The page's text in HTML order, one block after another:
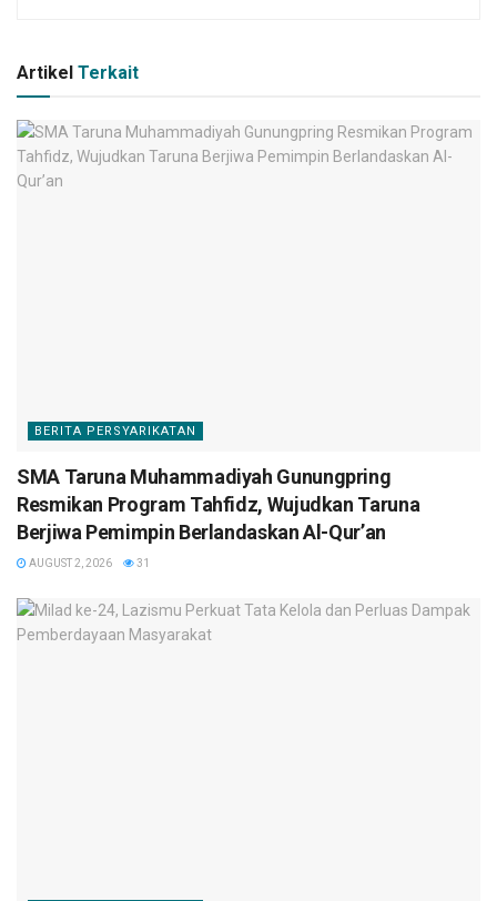
Artikel Terkait
BERITA PERSYARIKATAN
SMA Taruna Muhammadiyah Gunungpring
Resmikan Program Tahfidz, Wujudkan Taruna
Berjiwa Pemimpin Berlandaskan Al-Qur’an
AUGUST 2, 2026 31